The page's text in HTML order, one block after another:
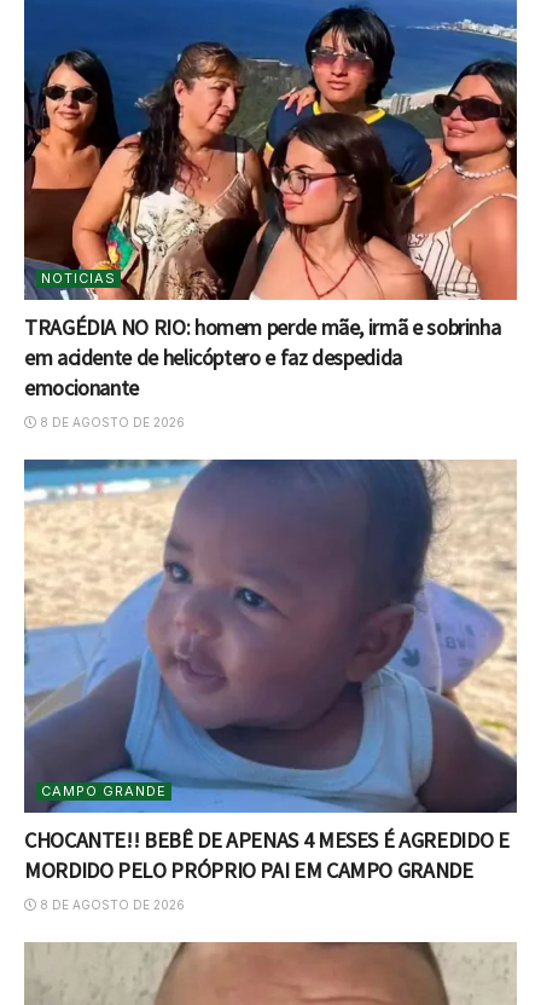
NOTICIAS
TRAGÉDIA NO RIO: homem perde mãe, irmã e sobrinha
em acidente de helicóptero e faz despedida
emocionante
8 DE AGOSTO DE 2026
CAMPO GRANDE
CHOCANTE!! BEBÊ DE APENAS 4 MESES É AGREDIDO E
MORDIDO PELO PRÓPRIO PAI EM CAMPO GRANDE
8 DE AGOSTO DE 2026